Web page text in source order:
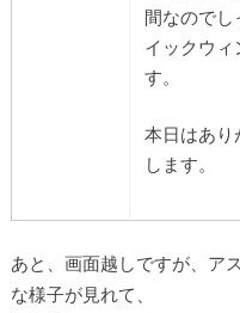
間なのでし
イックウィ
す。
本日はあり
します。
あと、画面越しですが、ア
な様子が見れて、